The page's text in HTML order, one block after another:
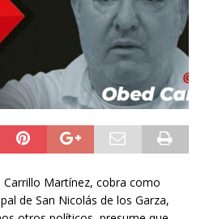
Martínez, cobra como
de San Nicolás de los Garza,